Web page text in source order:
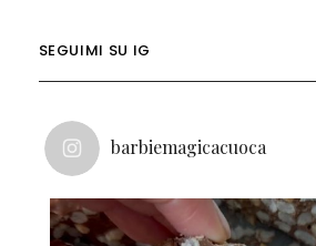
SEGUIMI SU IG
barbiemagicacuoca